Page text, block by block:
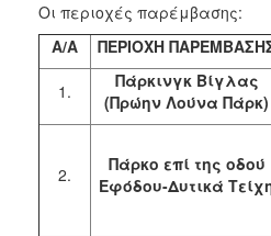
Οι περιοχές παρέμβασης:
Α/Α
ΠΕΡΙΟΧΗ
1.
Πάρκινγκ Βίγλας
(Πρώην Λούνα Πάρκ)
2.
Πάρκο επί της οδού
Εφόδου-Δυτικά